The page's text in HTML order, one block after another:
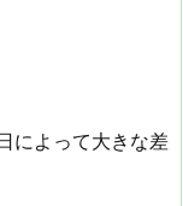
によって大きな差